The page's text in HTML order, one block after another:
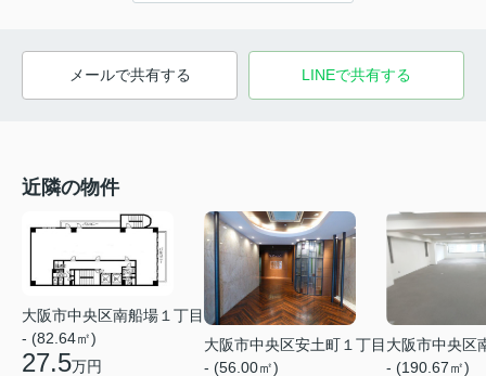
メールで共有する LINEで共有する
近隣の物件
大阪市中央区南船場１丁目
- (82.64㎡)
27.5万円
大阪市中央区安土町１丁目
- (56.00㎡)
大阪市中央区
- (190.67㎡)